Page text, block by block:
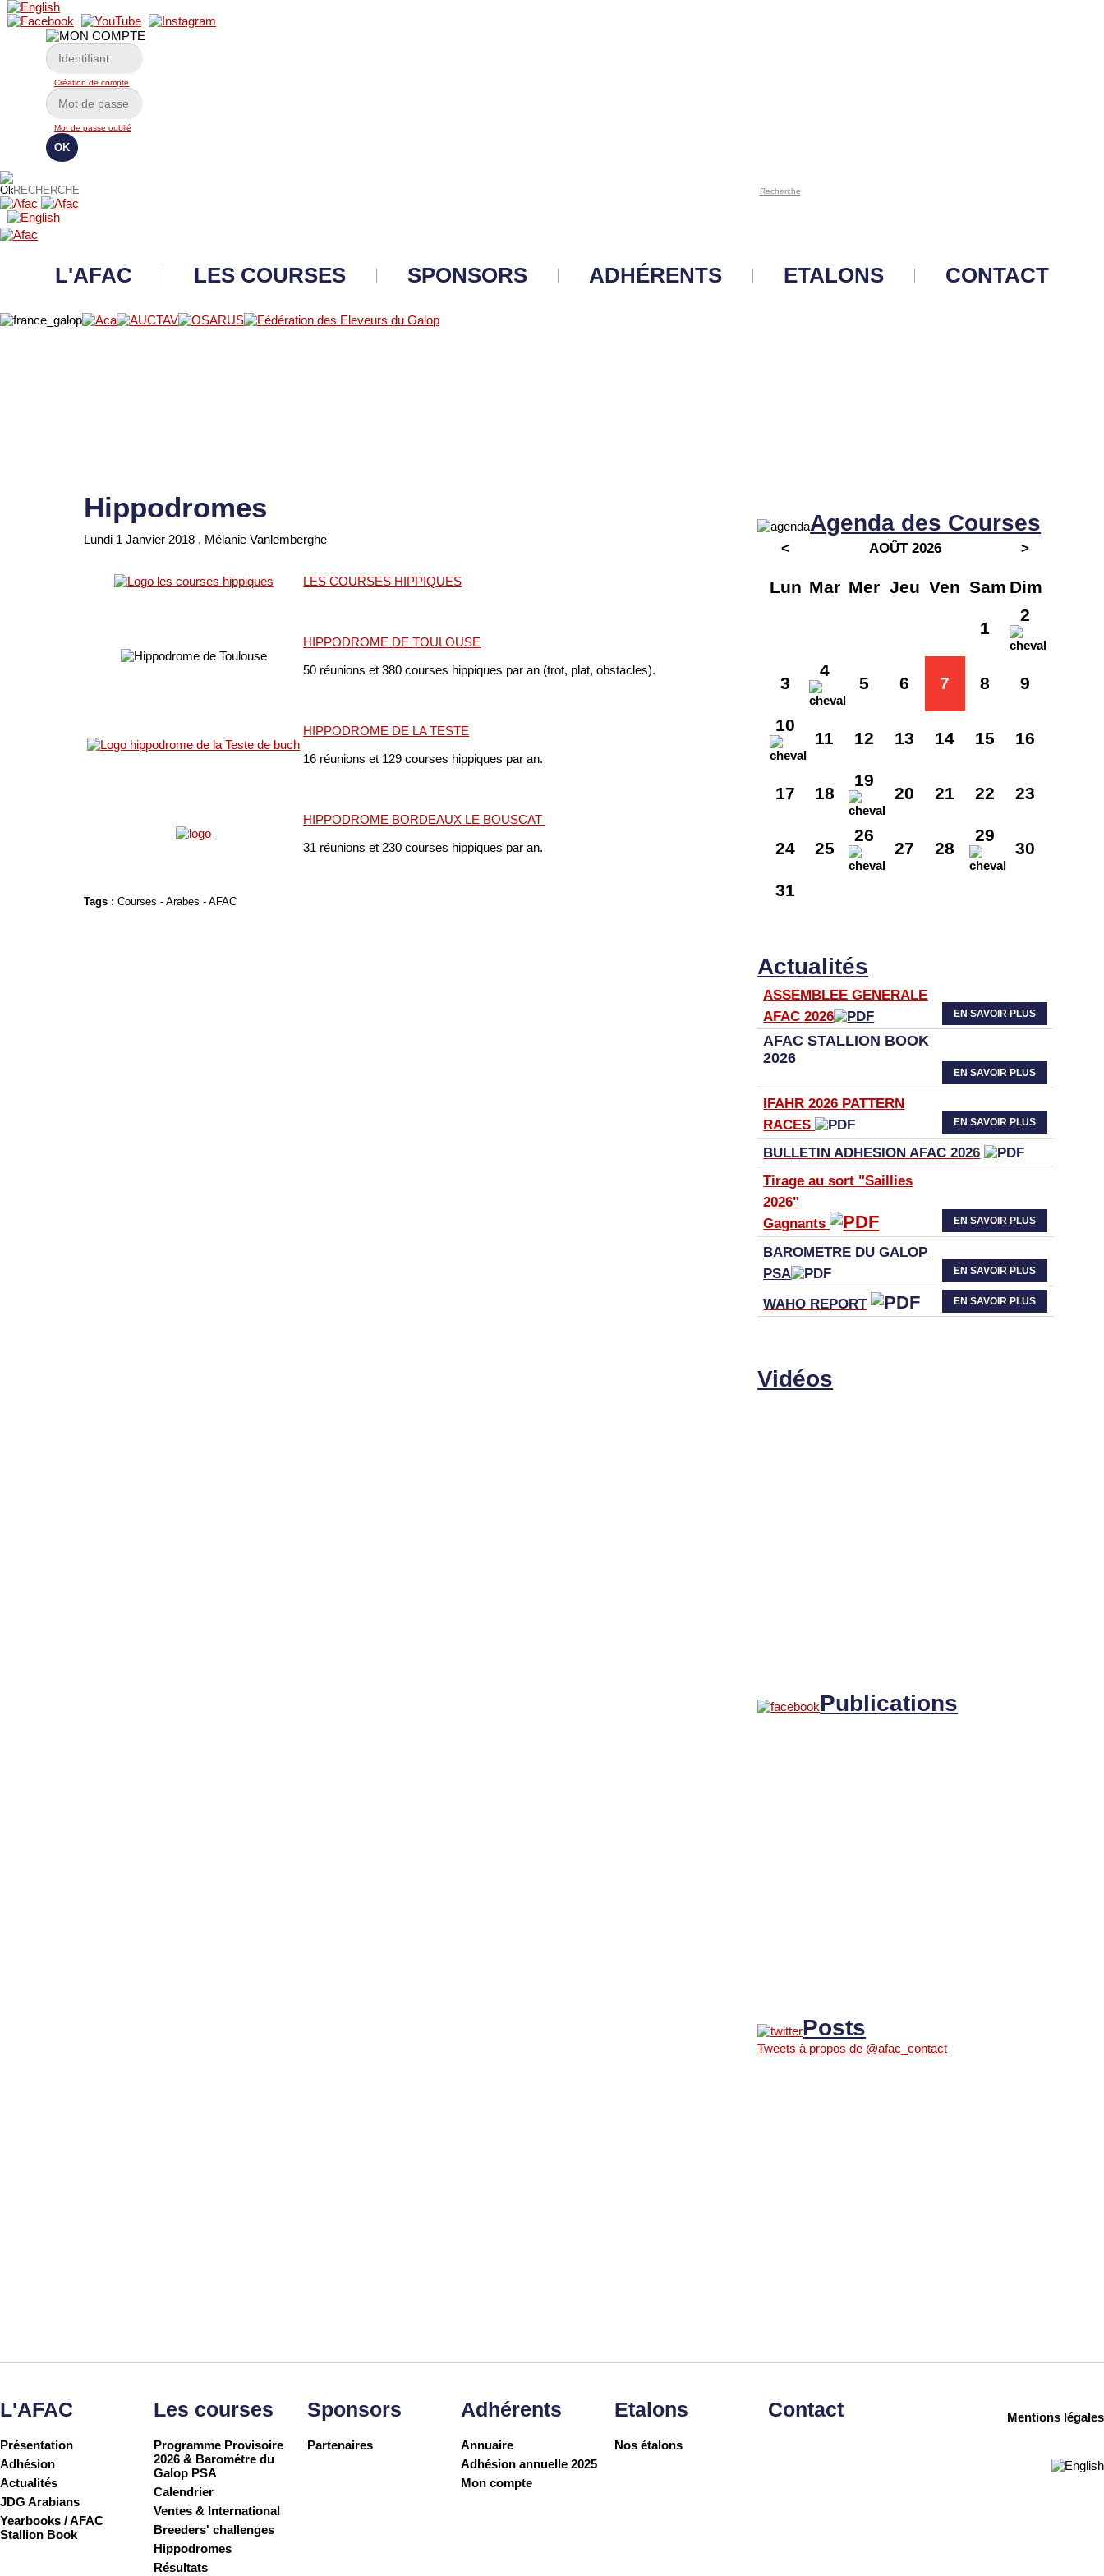
Création de compte
Mot de passe oublié
Recherche
L'AFAC LES COURSES SPONSORS ADHÉRENTS ETALONS CONTACT
Hippodromes
Lundi 1 Janvier 2018 , Mélanie Vanlemberghe
LES COURSES HIPPIQUES
HIPPODROME DE TOULOUSE
50 réunions et 380 courses hippiques par an (trot, plat, obstacles).
HIPPODROME DE LA TESTE
16 réunions et 129 courses hippiques par an.
HIPPODROME BORDEAUX LE BOUSCAT
31 réunions et 230 courses hippiques par an.
Tags :Courses -Arabes -AFAC
Agenda des Courses
< AOÛT 2026 >
Lun Mar Mer Jeu Ven Sam Dim
1
2
3
4
5 6 7 8 9
10
11 12 13 14 15 16
17 18
19
20 21 22 23
24 25
26
27 28
29
30
31
Actualités
ASSEMBLEE GENERALE
AFAC 2026
EN SAVOIR PLUS
AFAC STALLION BOOK
2026
EN SAVOIR PLUS
IFAHR 2026 PATTERN
RACES
EN SAVOIR PLUS
BULLETIN ADHESION AFAC 2026
Tirage au sort "Saillies
2026"
Gagnants
EN SAVOIR PLUS
BAROMETRE DU GALOP
PSA
EN SAVOIR PLUS
WAHO REPORT EN SAVOIR PLUS
Vidéos
Publications
Posts
Tweets à propos de @afac_contact
L'AFAC
Présentation
Adhésion
Actualités
JDG Arabians
Yearbooks / AFAC
Stallion Book
Les courses
Programme Provisoire
2026 & Barométre du
Galop PSA
Calendrier
Ventes & International
Breeders' challenges
Hippodromes
Résultats
Sponsors
Partenaires
Adhérents
Annuaire
Adhésion annuelle 2025
Mon compte
Etalons
Nos étalons
Contact Mentions légales